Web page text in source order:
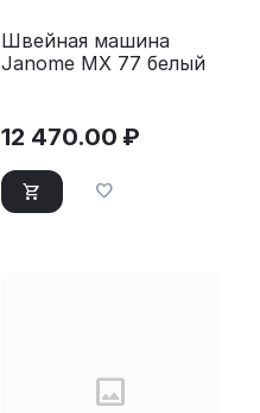
Швейная машина
Janome MX 77 белый
12 470.00 ₽